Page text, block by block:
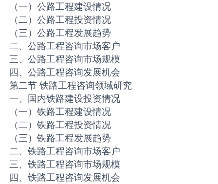
（一）公路工程建设情况
（二）公路工程投资情况
（三）公路工程发展趋势
二、公路工程咨询市场客户
三、公路工程咨询市场规模
四、公路工程咨询发展机会
第二节 铁路工程咨询领域研究
一、国内铁路建设投资情况
（一）铁路工程建设情况
（二）铁路工程投资情况
（三）铁路工程发展趋势
二、铁路工程咨询市场客户
三、铁路工程咨询市场规模
四、铁路工程咨询发展机会